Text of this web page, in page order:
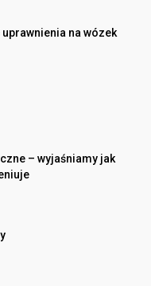
na wózek
– wyjaśniamy jak